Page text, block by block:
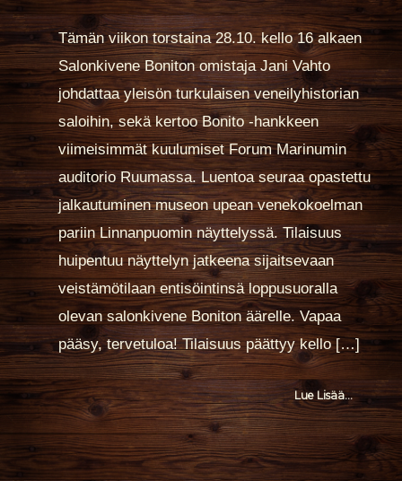
Tämän viikon torstaina 28.10. kello 16 alkaen
Salonkivene Boniton omistaja Jani Vahto
johdattaa yleisön turkulaisen veneilyhistorian
saloihin, sekä kertoo Bonito -hankkeen
viimeisimmät kuulumiset Forum Marinumin
auditorio Ruumassa. Luentoa seuraa opastettu
jalkautuminen museon upean venekokoelman
pariin Linnanpuomin näyttelyssä. Tilaisuus
huipentuu näyttelyn jatkeena sijaitsevaan
veistämötilaan entisöintinsä loppusuoralla
olevan salonkivene Boniton äärelle. Vapaa
pääsy, tervetuloa! Tilaisuus päättyy kello […]
Lue Lisää...More
Tag